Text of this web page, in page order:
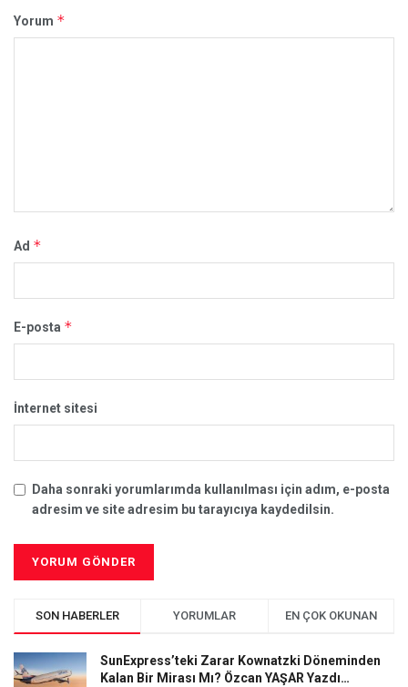
Yorum *
Ad *
E-posta *
İnternet sitesi
Daha sonraki yorumlarımda kullanılması için adım, e-posta
adresim ve site adresim bu tarayıcıya kaydedilsin.
SON HABERLER YORUMLAR EN ÇOK OKUNAN
SunExpress’teki Zarar Kownatzki Döneminden
Kalan Bir Mirası Mı? Özcan YAŞAR Yazdı…